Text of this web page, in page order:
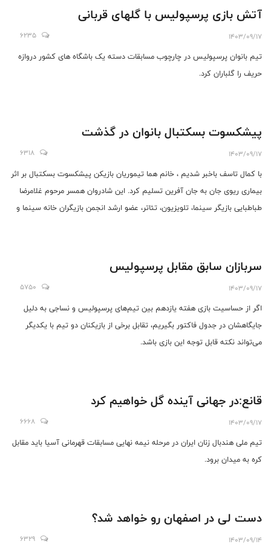
آتش بازی پرسپولیس با گلهای قربانی
1403/09/17
6235
تیم بانوان پرسپولیس در چارچوب مسابقات دسته یک باشگاه های کشور دروازه
حریف را گلباران کرد.
پیشکسوت بسکتبال بانوان در گذشت
1403/09/17
6318
با کمال تاسف باخبر شدیم ، خانم هما تیموریان بازیکن پیشکسوت بسکتبال بر اثر
بیماری ریوی جان به جان آفرین تسلیم کرد. این شادروان همسر مرحوم غلامرضا
طباطبایی بازیگر سینما، تلویزیون، تئاتر، عضو ارشد انجمن بازیگران خانه سینما و
سربازان سابق مقابل پرسپولیس
1403/09/17
5750
اگر از حساسیت بازی هفته یازدهم بین تیم‌های پرسپولیس و نساجی به دلیل
جایگاهشان در جدول فاکتور بگیریم، تقابل برخی از بازیکنان دو تیم با یکدیگر
می‌تواند نکته قابل توجه این بازی باشد‌.
قانع:در جهانی آینده گل خواهیم کرد
1403/09/17
6668
تیم ملی هندبال زنان ایران در مرحله نیمه نهایی مسابقات قهرمانی آسیا باید مقابل
کره به میدان برود.
دست لی در اصفهان رو خواهد شد؟
1403/09/14
6329